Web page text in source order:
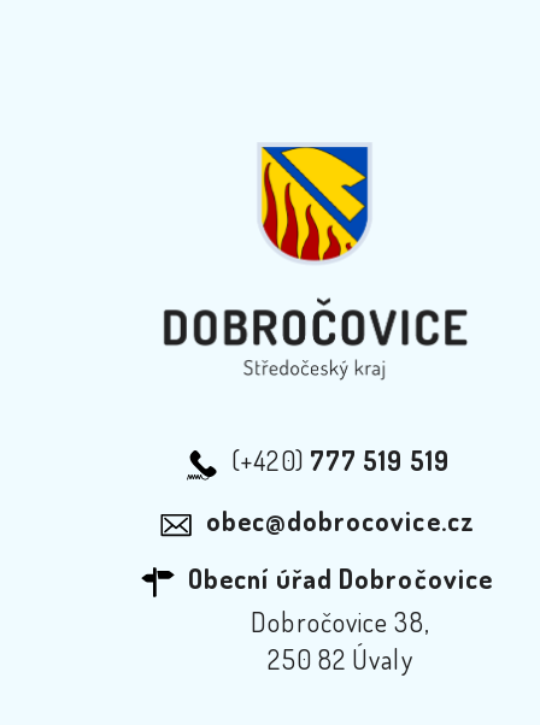
(+420) 777 519 519
obec@dobrocovice.cz
Obecní úřad Dobročovice
Dobročovice 38,
250 82 Úvaly